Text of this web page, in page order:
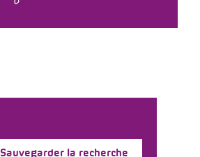
Sauvegarder la recherche